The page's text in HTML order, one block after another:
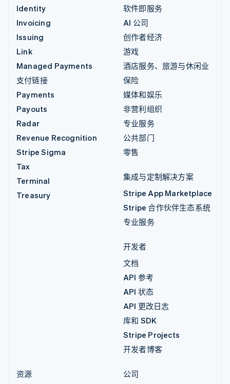
Identity
Invoicing
Issuing
Link
Managed Payments
支付链接
Payments
Payouts
Radar
Revenue Recognition
Stripe Sigma
Tax
Terminal
Treasury
软件即服务
AI 公司
创作者经济
游戏
酒店服务、旅游与休闲业
保险
媒体和娱乐
非营利组织
专业服务
公共部门
零售
集成与定制解决方案
Stripe App Marketplace
Stripe 合作伙伴生态系统
专业服务
开发者
文档
API 参考
API 状态
API 更改日志
库和 SDK
Stripe Projects
开发者博客
资源
公司